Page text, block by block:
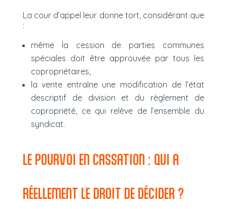
La cour d’appel leur donne tort, considérant que
:
même la cession de parties communes
spéciales doit être approuvée par tous les
copropriétaires,
la vente entraîne une modification de l’état
descriptif de division et du règlement de
copropriété, ce qui relève de l’ensemble du
syndicat.
LE POURVOI EN CASSATION : QUI A
RÉELLEMENT LE DROIT DE DÉCIDER ?